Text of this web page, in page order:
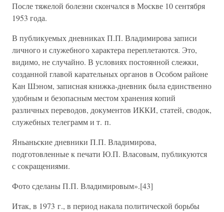
После тяжелой болезни скончался в Москве 10 сентября
1953 года.
В публикуемых дневниках П.П. Владимирова записи
личного и служебного характера переплетаются. Это,
видимо, не случайно. В условиях постоянной слежки,
созданной главой карательных органов в Особом районе
Кан Шэном, записная книжка-дневник была единственно
удобным и безопасным местом хранения копий
различных переводов, документов ИККИ, статей, сводок,
служебных телеграмм и т. п.
Яньаньские дневники П.П. Владимирова,
подготовленные к печати Ю.П. Власовым, публикуются
с сокращениями.
Фото сделаны П.П. Владимировым».[43]
Итак, в 1973 г., в период накала политической борьбы